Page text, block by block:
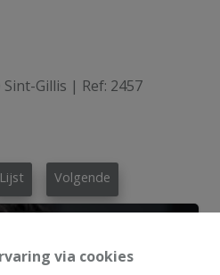
via cookies
Sint-Gillis | Ref: 2457
Lijst Volgende